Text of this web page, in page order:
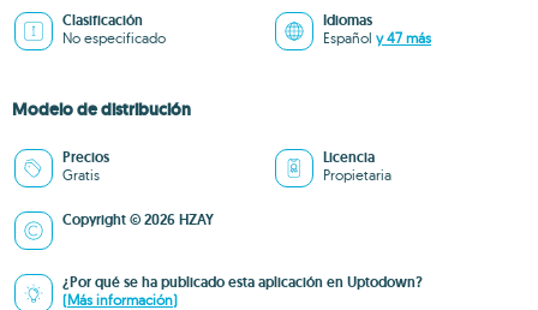
Clasificación
No especificado
Idiomas
Español y 47 más
Modelo de distribución
Precios
Gratis
Licencia
Propietaria
Copyright © 2026 HZAY
¿Por qué se ha publicado esta aplicación en Uptodown?
(Más información)